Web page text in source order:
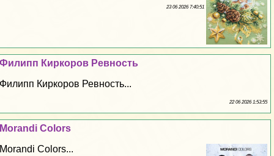
23 06 2026 7:40:51
Филипп Киркоров Ревность
Филипп Киркоров Ревность...
22 06 2026 1:53:55
Morandi Colors
Morandi Colors...